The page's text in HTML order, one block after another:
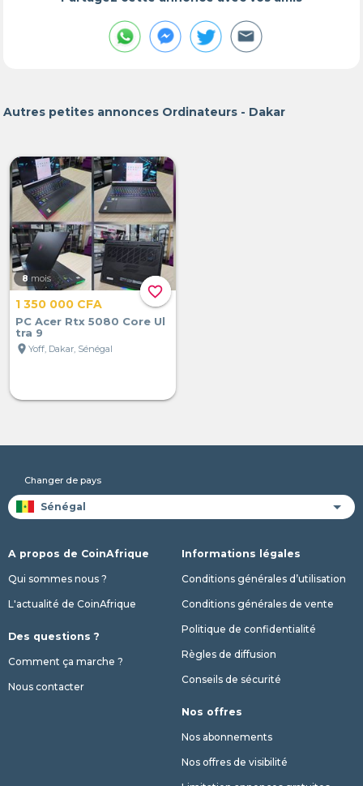
Autres petites annonces Ordinateurs - Dakar
favorite_border
8 mois
1 350 000 CFA
PC Acer Rtx 5080 Core Ul
tra 9
location_on Yoff, Dakar, Sénégal
Changer de pays
A propos de CoinAfrique
Qui sommes nous ?
L'actualité de CoinAfrique
Des questions ?
Comment ça marche ?
Nous contacter
Informations légales
Conditions générales d’utilisation
Conditions générales de vente
Politique de confidentialité
Règles de diffusion
Conseils de sécurité
Nos offres
Nos abonnements
Nos offres de visibilité